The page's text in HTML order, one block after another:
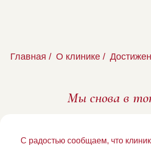
Главная / О клинике /
Мы снова в
С радостью сообщаем, что